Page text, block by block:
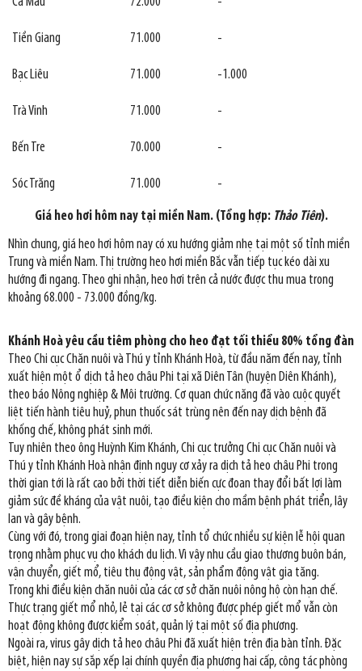
Tiền Giang 71.000 -
Bạc Liêu 71.000 -1.000
Trà Vinh 71.000 -
Bến Tre 70.000 -
Sóc Trăng 71.000 -
Giá heo hơi hôm nay tại miền Nam. (Tổng hợp: Thảo Tiên).
Nhìn chung, giá heo hơi hôm nay có xu hướng giảm nhẹ tại một số tỉnh miền
Trung và miền Nam. Thị trường heo hơi miền Bắc vẫn tiếp tục kéo dài xu
hướng đi ngang. Theo ghi nhận, heo hơi trên cả nước được thu mua trong
khoảng 68.000 - 73.000 đồng/kg.
Khánh Hoà yêu cầu tiêm phòng cho heo đạt tối thiểu 80% tổng đàn
Theo Chi cục Chăn nuôi và Thú y tỉnh Khánh Hoà, từ đầu năm đến nay, tỉnh
xuất hiện một ổ dịch tả heo châu Phi tại xã Diên Tân (huyện Diên Khánh),
theo báo Nông nghiệp & Môi trường. Cơ quan chức năng đã vào cuộc quyết
liệt tiến hành tiêu huỷ, phun thuốc sát trùng nên đến nay dịch bệnh đã
khống chế, không phát sinh mới.
Tuy nhiên theo ông Huỳnh Kim Khánh, Chi cục trưởng Chi cục Chăn nuôi và
Thú y tỉnh Khánh Hoà nhận định nguy cơ xảy ra dịch tả heo châu Phi trong
thời gian tới là rất cao bởi thời tiết diễn biến cực đoan thay đổi bất lợi làm
giảm sức đề kháng của vật nuôi, tạo điều kiện cho mầm bệnh phát triển, lây
lan và gây bệnh.
Cùng với đó, trong giai đoạn hiện nay, tỉnh tổ chức nhiều sự kiện lễ hội quan
trọng nhằm phục vụ cho khách du lịch. Vì vậy nhu cầu giao thương buôn bán,
vận chuyển, giết mổ, tiêu thụ động vật, sản phẩm động vật gia tăng.
Trong khi điều kiện chăn nuôi của các cơ sở chăn nuôi nông hộ còn hạn chế.
Thực trạng giết mổ nhỏ, lẻ tại các cơ sở không được phép giết mổ vẫn còn
hoạt động không được kiểm soát, quản lý tại một số địa phương.
Ngoài ra, virus gây dịch tả heo châu Phi đã xuất hiện trên địa bàn tỉnh. Đặc
biệt, hiện nay sự sắp xếp lại chính quyền địa phương hai cấp, công tác phòng